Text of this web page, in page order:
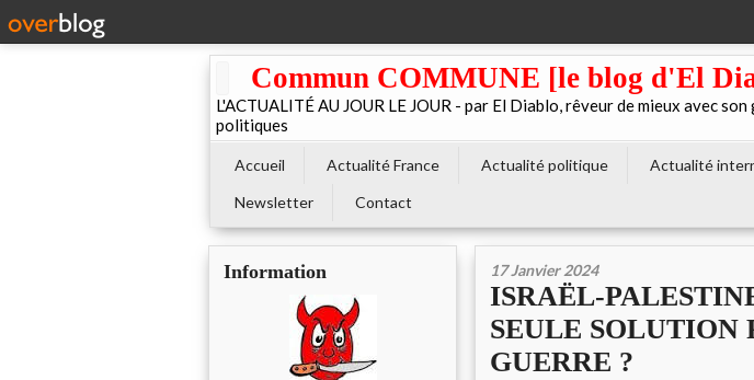
Commun COMMUNE [le blog d'El
L'ACTUALITÉ AU JOUR LE JOUR - par El Diablo, rêveur de mieux avec
politiques
Accueil Actualité France Actualité politique Actualité
Newsletter
Contact
Information 17 Janvier 2024
ISRAËL-
SEULE
GUERRE ?